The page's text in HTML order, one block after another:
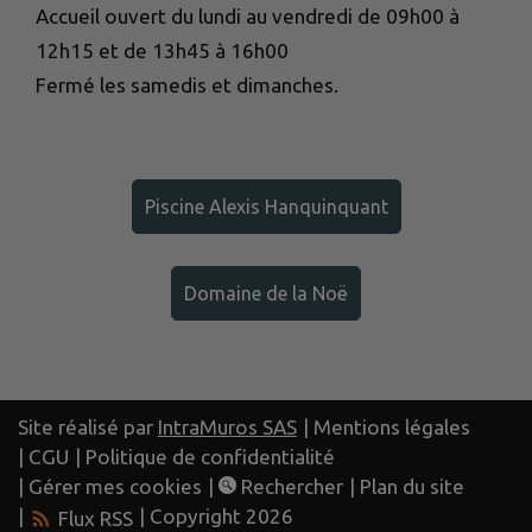
Accueil ouvert du lundi au vendredi de 09h00 à
12h15 et de 13h45 à 16h00
Fermé les samedis et dimanches.
Piscine Alexis Hanquinquant
Domaine de la Noë
Site réalisé par IntraMuros SAS
Mentions légales
CGU
Politique de confidentialité
Gérer mes cookies Rechercher
Plan du site
Flux RSS | Copyright 2026